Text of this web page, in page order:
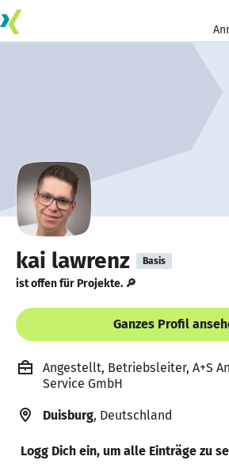
kai lawrenz Basis
ist offen für Projekte. 🔎
Ganzes Profil
Angestellt, Betriebsleiter, A+S
Service GmbH
Duisburg, Deutschland
Logg Dich ein, um alle Einträge zu